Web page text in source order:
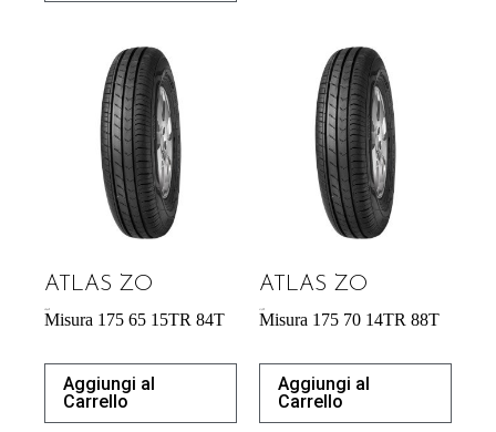
ATLAS ZO
Misura 175 65 15TR 84T
Aggiungi al
Carrello
ATLAS ZO
Misura 175 70 14TR 88T
Aggiungi al
Carrello